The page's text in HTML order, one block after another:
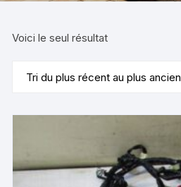
Voici le seul résultat